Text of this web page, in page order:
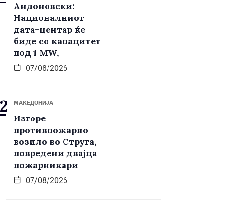
Андоновски:
Националниот
дата-центар ќе
биде со капацитет
под 1 MW,
07/08/2026
МАКЕДОНИЈА
Изгоре
противпожарно
возило во Струга,
повредени двајца
пожарникари
07/08/2026